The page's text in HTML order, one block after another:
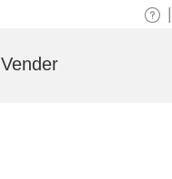
Vender